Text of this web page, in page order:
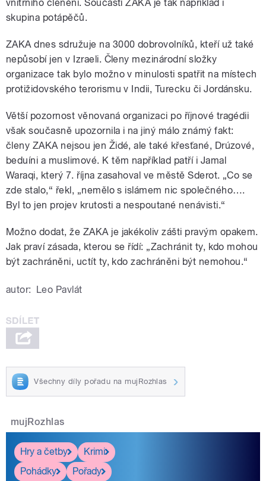
vnitřního členění. Součástí ZAKA je tak například i
skupina potápěčů.
ZAKA dnes sdružuje na 3000 dobrovolníků, kteří už také
nepůsobí jen v Izraeli. Členy mezinárodní složky
organizace tak bylo možno v minulosti spatřit na místech
protižidovského terorismu v Indii, Turecku či Jordánsku.
Větší pozornost věnovaná organizaci po říjnové tragédii
však současně upozornila i na jiný málo známý fakt:
členy ZAKA nejsou jen Židé, ale také křesťané, Drúzové,
beduíni a muslimové. K těm například patří i Jamal
Waraqi, který 7. října zasahoval ve městě Sderot. „Co se
zde stalo,“ řekl, „nemělo s islámem nic společného….
Byl to jen projev krutosti a nespoutané nenávisti.“
Možno dodat, že ZAKA je jakékoliv zášti pravým opakem.
Jak praví zásada, kterou se řídí: „Zachránit ty, kdo mohou
být zachráněni, uctít ty, kdo zachráněni být nemohou.“
autor: Leo Pavlát
Všechny díly pořadu na mujRozhlas
mujRozhlas
Hry a četby
Krimi
Pohádky
Pořady